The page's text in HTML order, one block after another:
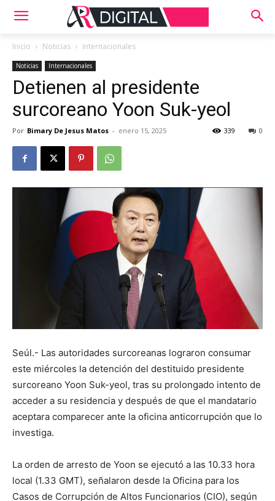
Inicio Noticias Internacionales
Noticias Internacionales
Detienen al presidente
surcoreano Yoon Suk-yeol
Por Bimary De Jesus Matos - enero 15, 2025 0
339
Seúl.- Las autoridades surcoreanas lograron consumar
este miércoles la detención del destituido presidente
surcoreano Yoon Suk-yeol, tras su prolongado intento de
acceder a su residencia y después de que el mandatario
aceptara comparecer ante la oficina anticorrupción que lo
investiga.
La orden de arresto de Yoon se ejecutó a las 10.33 hora
local (1.33 GMT), señalaron desde la Oficina para los
Casos de Corrupción de Altos Funcionarios (CIO), según